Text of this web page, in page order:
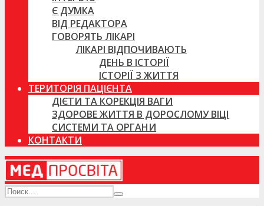
Є ДУМКА
ВІД РЕДАКТОРА
ГОВОРЯТЬ ЛІКАРІ
ЛІКАРІ ВІДПОЧИВАЮТЬ
ДЕНЬ В ІСТОРІЇ
ІСТОРІЇ З ЖИТТЯ
ТЕРИТОРІЯ ПАЦІЄНТА
ДІЄТИ ТА КОРЕКЦІЯ ВАГИ
ЗДОРОВЕ ЖИТТЯ В ДОРОСЛОМУ ВІЦІ
СИСТЕМИ ТА ОРГАНИ
КОНТАКТИ